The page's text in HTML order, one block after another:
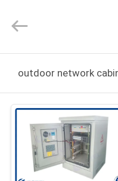
পণ্য
আমাদের
সম্পর্কে
TECHNOLOGY
All
outdoor network cabinet